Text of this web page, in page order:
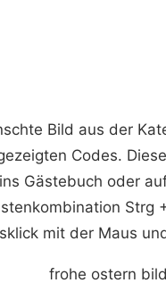
Bild aus der
Codes.
Gästebuch oder
Strg
mit der Maus
frohe ostern